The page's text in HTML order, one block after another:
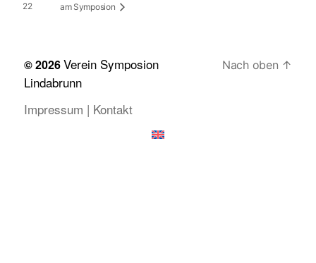
22
am Symposion
© 2026Verein Symposion
Lindabrunn
Impressum | Kontakt
Nach oben ↑